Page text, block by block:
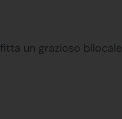
un grazioso bilocale